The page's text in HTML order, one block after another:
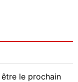
le prochain